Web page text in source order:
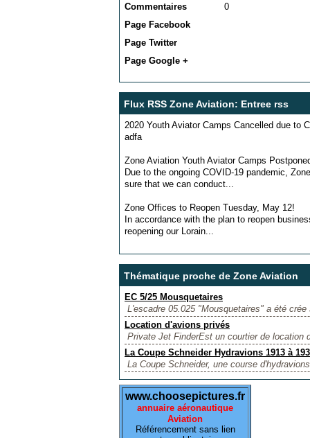
Commentaires
0
Page Facebook
Page Twitter
Page Google +
Flux RSS Zone Aviation: Entree rss
2020 Youth Aviator Camps Cancelled due to
adfa
Zone Aviation Youth Aviator Camps
Due to the ongoing COVID-19 pandemic,
sure that we can conduct...
Zone Offices to Reopen Tuesday, May 12!
In accordance with the plan to reopen
reopening our Lorain...
Thématique proche de Zone Aviation
EC 5/25 Mousquetaires
L'escadre 05.025 "Mousquetaires" a été
Location d'avions privés
Private Jet FinderEst un courtier de location
La Coupe Schneider Hydravions 1913 à
La Coupe Schneider, une course
www.choosepictures.fr
annuaire aéronautique
Aviation
Référencement sans lien